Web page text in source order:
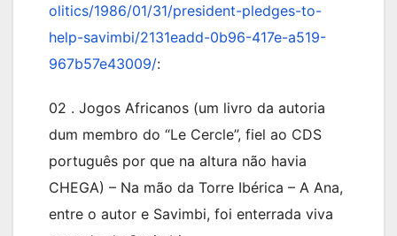
olitics/1986/01/31/president-pledges-to-
help-savimbi/2131eadd-0b96-417e-a519-
967b57e43009/:
02 . Jogos Africanos (um livro da autoria
dum membro do “Le Cercle”, fiel ao CDS
português por que na altura não havia
CHEGA) – Na mão da Torre Ibérica – A Ana,
entre o autor e Savimbi, foi enterrada viva